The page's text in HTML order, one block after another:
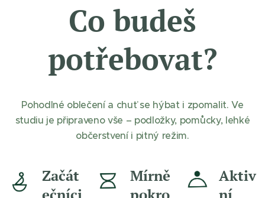
Co budeš
potřebovat?
Pohodlné oblečení a chuť se hýbat i zpomalit. Ve
studiu je připraveno vše – podložky, pomůcky, lehké
občerstvení i pitný režim.
Začát
Mírně
Aktiv